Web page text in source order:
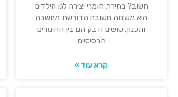
חשוב? בחירת חומרי יצירה לגן הילדים
היא משימה חשובה הדורשת מחשבה
ותכנון. טושים ודבק הם בין החומרים
הבסיסיים
קרא עוד »